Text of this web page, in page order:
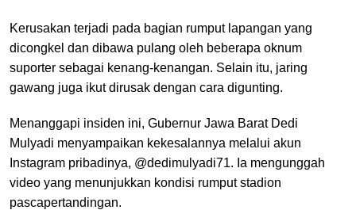
Kerusakan terjadi pada bagian rumput lapangan yang
dicongkel dan dibawa pulang oleh beberapa oknum
suporter sebagai kenang-kenangan. Selain itu, jaring
gawang juga ikut dirusak dengan cara digunting.
Menanggapi insiden ini, Gubernur Jawa Barat Dedi
Mulyadi menyampaikan kekesalannya melalui akun
Instagram pribadinya, @dedimulyadi71. Ia mengunggah
video yang menunjukkan kondisi rumput stadion
pascapertandingan.